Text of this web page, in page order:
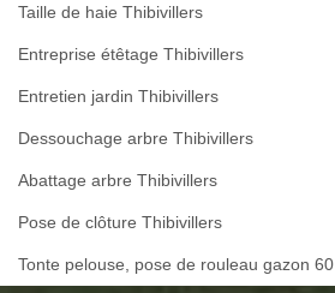
Taille de haie Thibivillers
Entreprise étêtage Thibivillers
Entretien jardin Thibivillers
Dessouchage arbre Thibivillers
Abattage arbre Thibivillers
Pose de clôture Thibivillers
Tonte pelouse, pose de rouleau gazon 60